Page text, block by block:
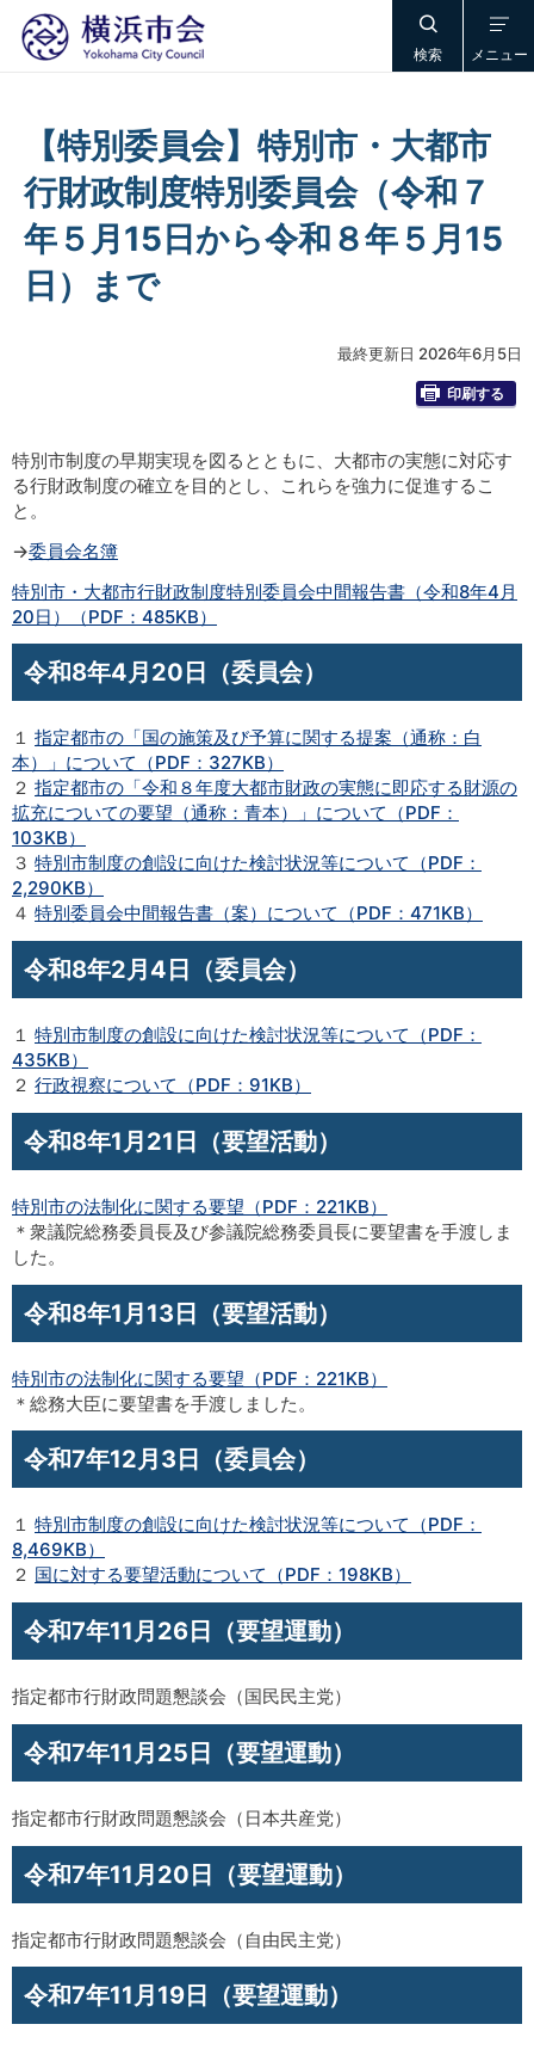
検索 メニュー
【特別委員会】特別市・大都市
行財政制度特別委員会（令和７
年５月15日から令和８年５月15
日）まで
最終更新日 2026年6月5日
印刷する
特別市制度の早期実現を図るとともに、大都市の実態に対応す
る行財政制度の確立を目的とし、これらを強力に促進するこ
と。
→委員会名簿
特別市・大都市行財政制度特別委員会中間報告書（令和8年4月
20日）（PDF：485KB）
令和8年4月20日（委員会）
１ 指定都市の「国の施策及び予算に関する提案（通称：白
本）」について（PDF：327KB）
２ 指定都市の「令和８年度大都市財政の実態に即応する財源の
拡充についての要望（通称：青本）」について（PDF：
103KB）
３ 特別市制度の創設に向けた検討状況等について（PDF：
2,290KB）
４ 特別委員会中間報告書（案）について（PDF：471KB）
令和8年2月4日（委員会）
１ 特別市制度の創設に向けた検討状況等について（PDF：
435KB）
２ 行政視察について（PDF：91KB）
令和8年1月21日（要望活動）
特別市の法制化に関する要望（PDF：221KB）
＊衆議院総務委員長及び参議院総務委員長に要望書を手渡しま
した。
令和8年1月13日（要望活動）
特別市の法制化に関する要望（PDF：221KB）
＊総務大臣に要望書を手渡しました。
令和7年12月3日（委員会）
１ 特別市制度の創設に向けた検討状況等について（PDF：
8,469KB）
２ 国に対する要望活動について（PDF：198KB）
令和7年11月26日（要望運動）
指定都市行財政問題懇談会（国民民主党）
令和7年11月25日（要望運動）
指定都市行財政問題懇談会（日本共産党）
令和7年11月20日（要望運動）
指定都市行財政問題懇談会（自由民主党）
令和7年11月19日（要望運動）